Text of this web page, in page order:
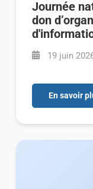
Journée
don
19 juin
En savoir